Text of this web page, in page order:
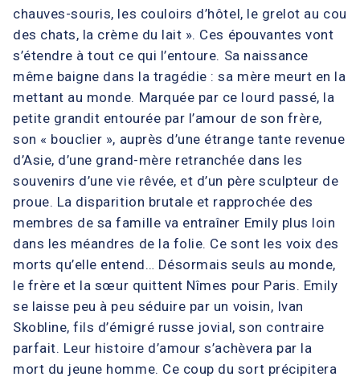
chauves-souris, les couloirs d’hôtel, le grelot au cou
des chats, la crème du lait ». Ces épouvantes vont
s’étendre à tout ce qui l’entoure. Sa naissance
même baigne dans la tragédie : sa mère meurt en la
mettant au monde. Marquée par ce lourd passé, la
petite grandit entourée par l’amour de son frère,
son « bouclier », auprès d’une étrange tante revenue
d’Asie, d’une grand-mère retranchée dans les
souvenirs d’une vie rêvée, et d’un père sculpteur de
proue. La disparition brutale et rapprochée des
membres de sa famille va entraîner Emily plus loin
dans les méandres de la folie. Ce sont les voix des
morts qu’elle entend… Désormais seuls au monde,
le frère et la sœur quittent Nîmes pour Paris. Emily
se laisse peu à peu séduire par un voisin, Ivan
Skobline, fils d’émigré russe jovial, son contraire
parfait. Leur histoire d’amour s’achèvera par la
mort du jeune homme. Ce coup du sort précipitera